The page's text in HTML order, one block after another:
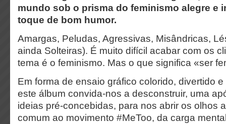
mundo sob o prisma do feminismo alegre e
toque de bom humor.
Amargas, Peludas, Agressivas, Misândricas,
ainda Solteiras). É muito difícil acabar com os
tema é o feminismo. Mas o que significa «ser
Em forma de ensaio gráfico colorido, divertido
este álbum convida-nos a desconstruir, uma
ideias pré-concebidas, para nos abrir os olhos
comum ao movimento #MeToo, da carga